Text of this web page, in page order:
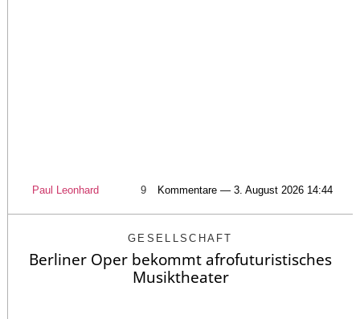
Paul Leonhard 9 Kommentare — 3. August 2026 14:44
GESELLSCHAFT
Berliner Oper bekommt afrofuturistisches
Musiktheater